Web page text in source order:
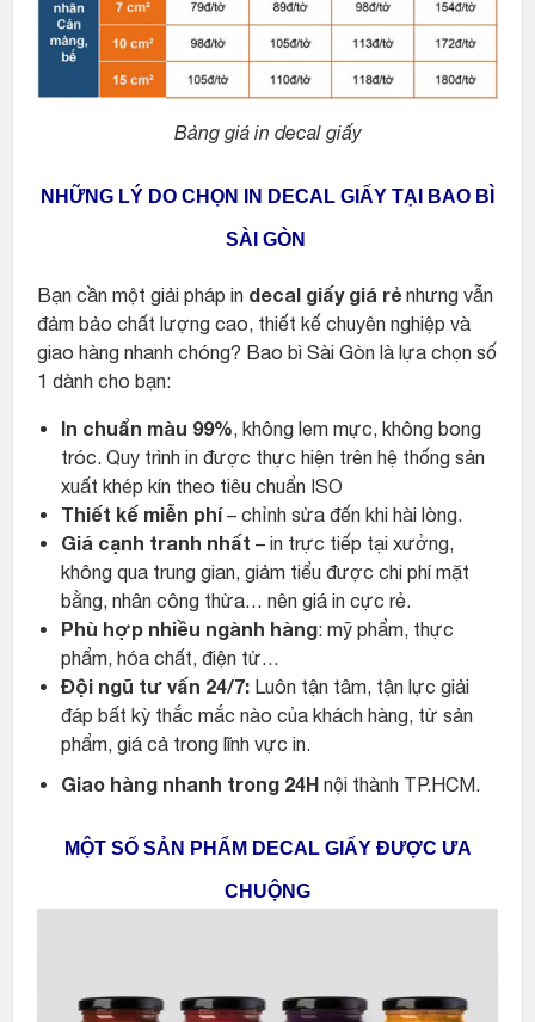
Bảng giá in decal giấy
NHỮNG LÝ DO CHỌN IN DECAL GIẤY TẠI BAO BÌ
SÀI GÒN
Bạn cần một giải pháp in decal giấy giá rẻ nhưng vẫn
đảm bảo chất lượng cao, thiết kế chuyên nghiệp và
giao hàng nhanh chóng? Bao bì Sài Gòn là lựa chọn số
1 dành cho bạn:
In chuẩn màu 99%, không lem mực, không bong
tróc. Quy trình in được thực hiện trên hệ thống sản
xuất khép kín theo tiêu chuẩn ISO
Thiết kế miễn phí– chỉnh sửa đến khi hài lòng.
Giá cạnh tranh nhất – in trực tiếp tại xưởng,
không qua trung gian, giảm tiểu được chi phí mặt
bằng, nhân công thừa… nên giá in cực rẻ.
Phù hợp nhiều ngành hàng: mỹ phẩm, thực
phẩm, hóa chất, điện tử…
Đội ngũ tư vấn 24/7: Luôn tận tâm, tận lực giải
đáp bất kỳ thắc mắc nào của khách hàng, từ sản
phẩm, giá cả trong lĩnh vực in.
Giao hàng nhanh trong 24H nội thành TP.HCM.
MỘT SỐ SẢN PHẨM DECAL GIẤY ĐƯỢC ƯA
CHUỘNG